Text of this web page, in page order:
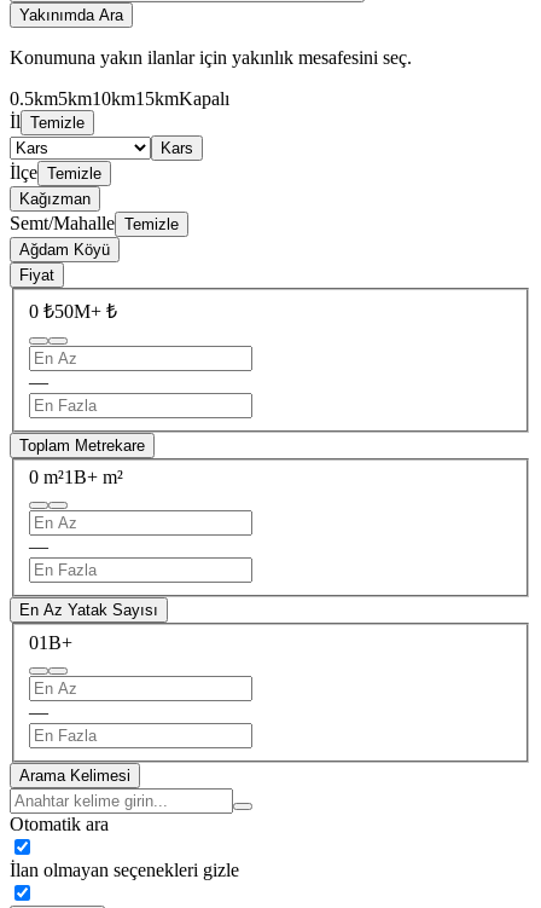
Yakınımda Ara
Konumuna yakın ilanlar için yakınlık mesafesini seç.
0.5km5km10km15kmKapalı
İl Temizle
Kars
İlçe Temizle
Kağızman
Semt/Mahalle Temizle
Ağdam Köyü
Fiyat
0 ₺50M+ ₺
—
Toplam Metrekare
0 m²1B+ m²
—
En Az Yatak Sayısı
01B+
—
Arama Kelimesi
Otomatik ara
İlan olmayan seçenekleri gizle